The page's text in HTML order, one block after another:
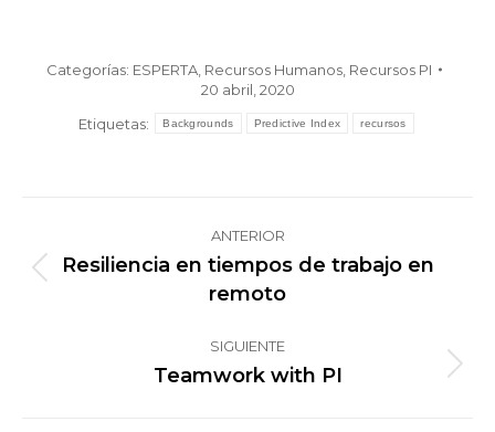
Categorías: ESPERTA Recursos Humanos Recursos PI
20 abril, 2020
Etiquetas:
Backgrounds Predictive Index recursos
entre
ANTERIOR
Publicación
Resiliencia en tiempos de trabajo en
remoto
SIGUIENTE
Publicación
Teamwork with PI